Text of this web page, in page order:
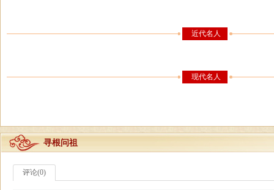
近代名人
现代名人
寻根问祖
评论(0)